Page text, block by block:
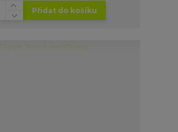
Přidat do košíku